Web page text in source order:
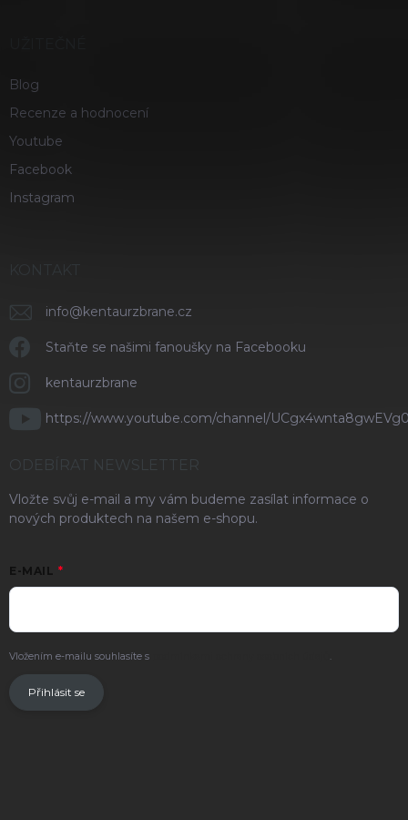
Blog
Recenze a hodnocení
Youtube
Facebook
Instagram
info@kentaurzbrane.cz
Staňte se našimi fanoušky na Facebooku
kentaurzbrane
https://www.youtube.com/channel/
ODEBÍRAT NEWSLETTER
Vložte svůj e-mail a my vám budeme zasílat informace o
nových produktech na našem e-shopu.
E-MAIL
Vložením e-mailu souhlasíte s .
Přihlásit se